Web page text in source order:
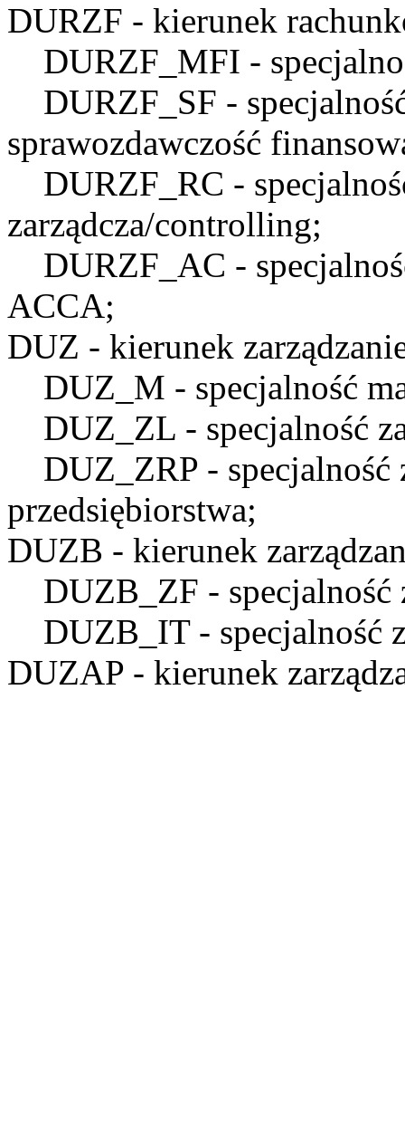
DURZF - kierunek
DURZF_MFI -
DURZF_SF -
sprawozdawczość
DURZF_RC -
zarządcza/controlling;
DURZF_AC -
ACCA;
DUZ - kierunek
DUZ_M - specjalność
DUZ_ZL - specjalność
DUZ_ZRP - specjalność
przedsiębiorstwa;
DUZB - kierunek
DUZB_ZF - specjalność
DUZB_IT- specjalność
DUZAP - kierunek